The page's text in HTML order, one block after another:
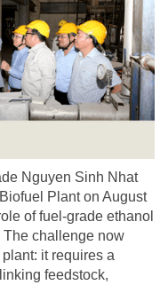
Nguyen Sinh Nhat
Plant on August
of fuel-grade ethanol
The challenge now
it requires a
feedstock,